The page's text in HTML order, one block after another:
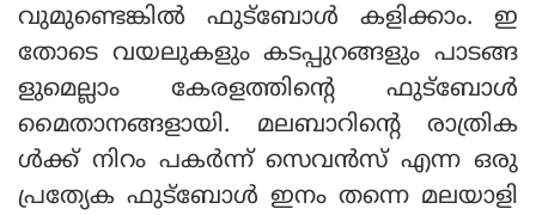
വുമുണ്ടെങ്കില്‍ ഫുട്‌ബോള്‍ കളിക്കാം. ഇ
തോടെ വയലുകളും കടപ്പുറങ്ങളും പാടങ്ങ
ളുമെല്ലാം കേരളത്തിന്റെ ഫുട്‌ബോള്‍
മൈതാനങ്ങളായി. മലബാറിന്റെ രാത്രിക
ള്‍ക്ക് നിറം പകര്‍ന്ന് സെവന്‍സ് എന്ന ഒരു
പ്രത്യേക ഫുട്‌ബോള്‍ ഇനം തന്നെ മലയാളി